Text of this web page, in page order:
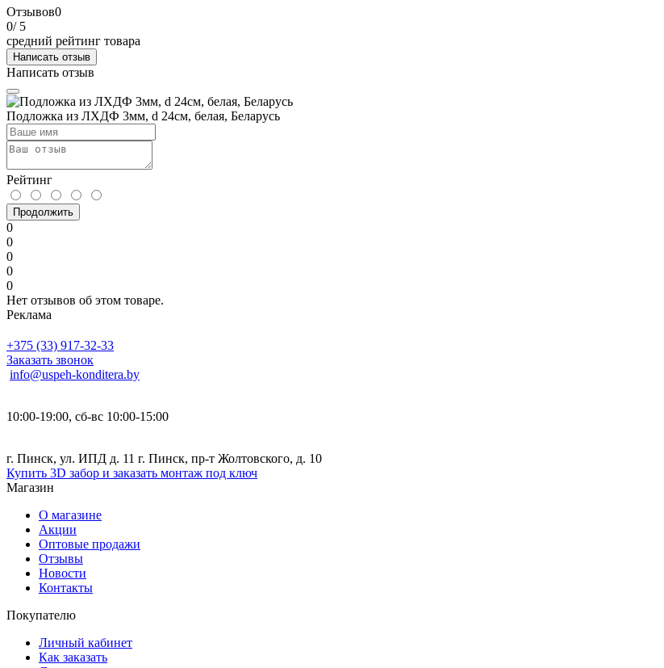
Отзывов0
0/ 5
средний рейтинг товара
Написать отзыв
Написать отзыв
Подложка из ЛХДФ 3мм, d 24см, белая, Беларусь
Рейтинг
Продолжить
0
0
0
0
0
Нет отзывов об этом товаре.
Реклама
+375 (33) 917-32-33
Заказать звонок
info@uspeh-konditera.by
10:00-19:00, сб-вс 10:00-15:00
г. Пинск, ул. ИПД д. 11 г. Пинск, пр-т Жолтовского, д. 10
Купить 3D забор и заказать монтаж под ключ
Магазин
О магазине
Акции
Оптовые продажи
Отзывы
Новости
Контакты
Покупателю
Личный кабинет
Как заказать